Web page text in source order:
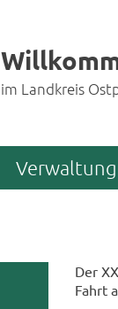
im Landkreis
Verwaltung
Der
Fahrt